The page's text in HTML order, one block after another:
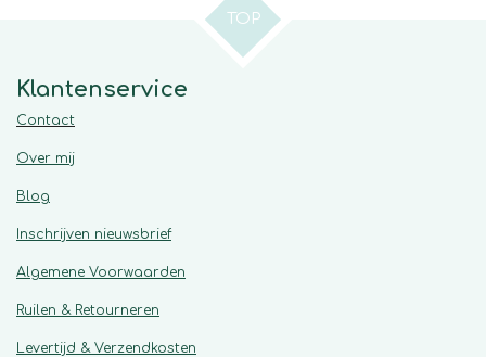
TOP
Klantenservice
Contact
Over mij
Blog
Inschrijven nieuwsbrief
Algemene Voorwaarden
Ruilen & Retourneren
Levertijd & Verzendkosten